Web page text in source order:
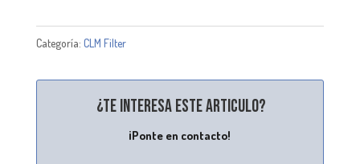
Categoría: CLM Filter
¿Te interesa este articulo?
¡Ponte en contacto!